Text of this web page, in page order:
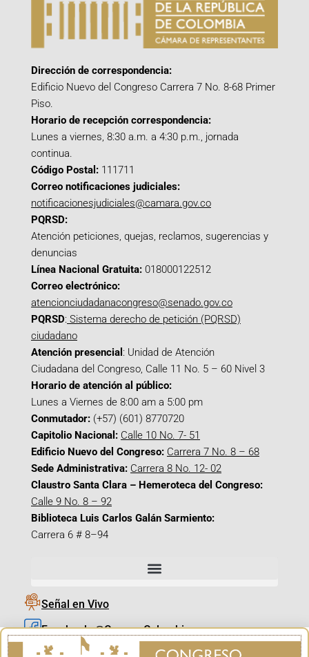
Dirección de correspondencia:
Edificio Nuevo del Congreso Carrera 7 No. 8-68 Primer
Piso.
Horario de recepción correspondencia:
Lunes a viernes, 8:30 a.m. a 4:30 p.m., jornada
continua.
Código Postal: 111711
Correo notificaciones judiciales:
notificacionesjudiciales@camara.gov.co
PQRSD:
Atención peticiones, quejas, reclamos, sugerencias y
denuncias
Línea Nacional Gratuita: 018000122512
Correo electrónico:
atencionciudadanacongreso@senado.gov.co
PQRSD: Sistema derecho de petición (PQRSD)
ciudadano
Atención presencial : Unidad de Atención
Ciudadana del Congreso, Calle 11 No. 5 – 60 Nivel 3
Horario de atención al público:
Lunes a Viernes de 8:00 am a 5:00 pm
Conmutador: (+57) (601) 8770720
Capitolio Nacional: Calle 10 No. 7- 51
Edificio Nuevo del Congreso: Carrera 7 No. 8 – 68
Sede Administrativa: Carrera 8 No. 12- 02
Claustro Santa Clara – Hemeroteca del Congreso:
Calle 9 No. 8 – 92
Biblioteca Luis Carlos Galán Sarmiento:
Carrera 6 # 8–94
Señal en Vivo
Facebook_@CamaraColombia